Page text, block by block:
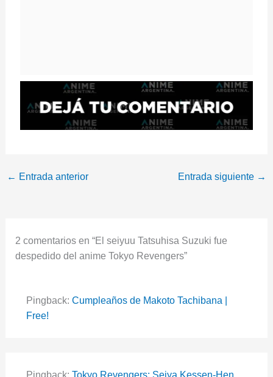
← Entrada anterior Entrada siguiente →
2 comentarios en “El seiyuu Tatsuhisa Suzuki fue
despedido del anime Tokyo Revengers”
Pingback: Cumpleaños de Makoto Tachibana |
Free!
Pingback: Tokyo Revengers: Seiya Kessen-Hen